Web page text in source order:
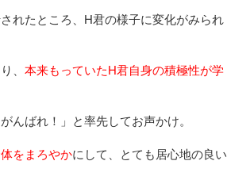
れたところ、H君の様子に変化がみられ
、 本来もっていたH君自身の積極性が学
んばれ！」と率先してお声かけ。
をまろやかにして、とても居心地の良い